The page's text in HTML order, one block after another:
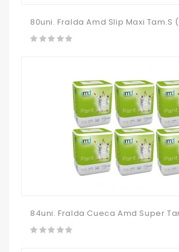
80uni. Fralda Amd Slip Maxi Tam.S
84uni. Fralda Cueca Amd Super